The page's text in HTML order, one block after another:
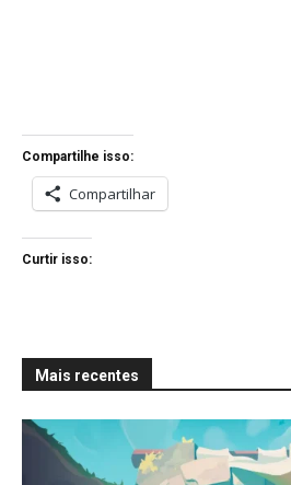
Compartilhe isso:
Compartilhar
Curtir isso:
Mais recentes